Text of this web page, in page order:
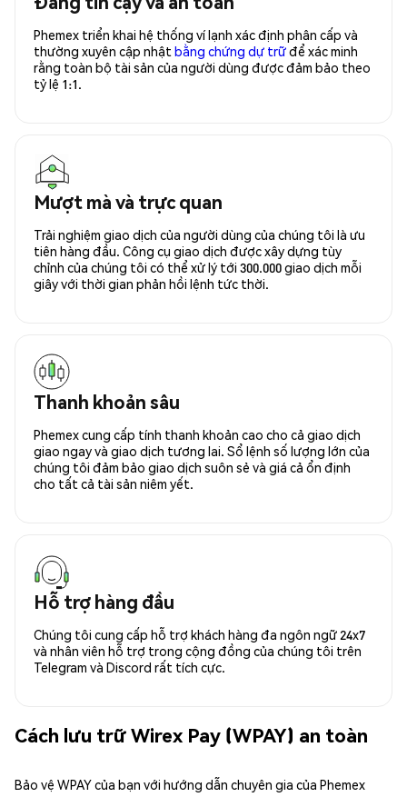
Phemex triển khai hệ thống ví lạnh xác định phân cấp và
thường xuyên cập nhật bằng chứng dự trữđể xác minh
rằng toàn bộ tài sản của người dùng được đảm bảo theo
tỷ lệ 1:1.
Mượt mà và trực quan
Trải nghiệm giao dịch của người dùng của chúng tôi là ưu
tiên hàng đầu. Công cụ giao dịch được xây dựng tùy
chỉnh của chúng tôi có thể xử lý tới 300.000 giao dịch mỗi
giây với thời gian phản hồi lệnh tức thời.
Thanh khoản sâu
Phemex cung cấp tính thanh khoản cao cho cả giao dịch
giao ngay và giao dịch tương lai. Sổ lệnh số lượng lớn của
chúng tôi đảm bảo giao dịch suôn sẻ và giá cả ổn định
cho tất cả tài sản niêm yết.
Hỗ trợ hàng đầu
Chúng tôi cung cấp hỗ trợ khách hàng đa ngôn ngữ 24x7
và nhân viên hỗ trợ trong cộng đồng của chúng tôi trên
Telegram và Discord rất tích cực.
Cách lưu trữ Wirex Pay (WPAY) an toàn
Bảo vệ WPAY của bạn với hướng dẫn chuyên gia của Phemex